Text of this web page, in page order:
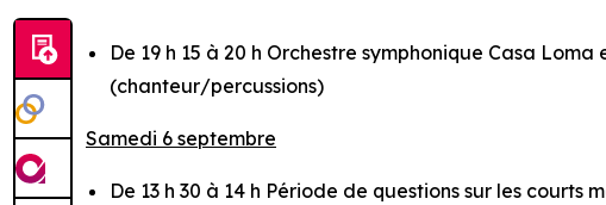
De 19 h 15 à 20 h Orchestre symphonique Casa
(chanteur/percussions)
Samedi 6 septembre
De 13 h 30 à 14 h Période de questions sur les